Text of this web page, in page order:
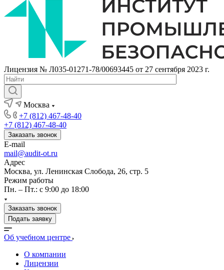
Лицензия № Л035-01271-78/00693445 от 27 сентября 2023 г.
Москва
+7 (812) 467-48-40
+7 (812) 467-48-40
Заказать звонок
E-mail
mail@audit-ot.ru
Адрес
Москва, ул. Ленинская Слобода, 26, стр. 5
Режим работы
Пн. – Пт.: с 9:00 до 18:00
Заказать звонок
Подать заявку
Об учебном центре
О компании
Лицензии